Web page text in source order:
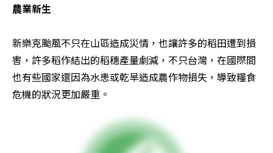
農業新生
新樂克颱風不只在山區造成災情，也讓許多的稻田遭到損
害，許多稻作結出的稻穗產量劇減，不只台灣，在國際間
也有些國家還因為水患或乾旱造成農作物損失，導致糧食
危機的狀況更加嚴重。